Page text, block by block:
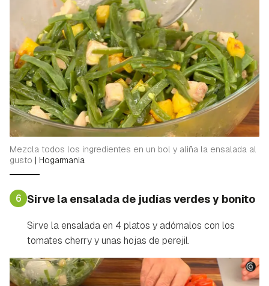
Mezcla todos los ingredientes en un bol y aliña la ensalada al
gusto | Hogarmania
6 Sirve la ensalada de judías verdes y bonito
Sirve la ensalada en 4 platos y adórnalos con los
tomates cherry y unas hojas de perejil.